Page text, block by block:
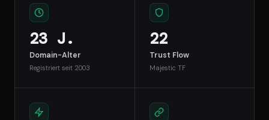
23 J.
Domain-Alter
Registriert seit 2003
22
Trust Flow
Majestic TF